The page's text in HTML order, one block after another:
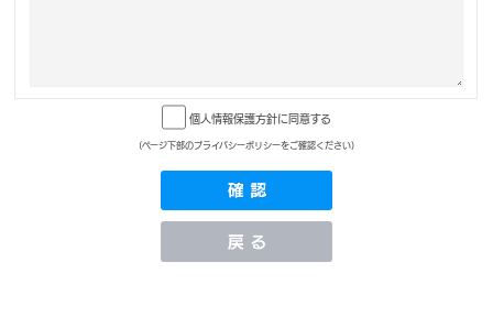
個人情報保護方針に同意する
(ページ下部のプライバシーポリシーをご確認ください)